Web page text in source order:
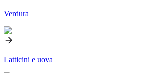
Verdura
Latticini e uova